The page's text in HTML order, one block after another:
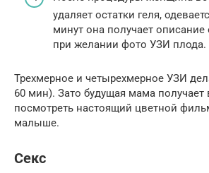
удаляет остатки геля,
минут она получает
при желании фото УЗИ плода.
Трехмерное и четырехмерное УЗИ
60 мин). Зато будущая мама
посмотреть настоящий цветной
малыше.
Секс